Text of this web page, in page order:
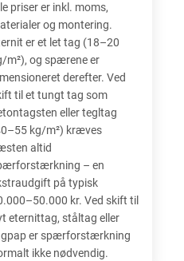
priser er inkl. moms,
og montering.
er et let tag (18–20
m²), og spærene er
derefter. Ved
til et tungt tag som
eller tegltag
kg/m²) kræves
altid
– en
på typisk
kr. Ved skift til
eternittag, ståltag eller
er spærforstærkning
ikke nødvendig.